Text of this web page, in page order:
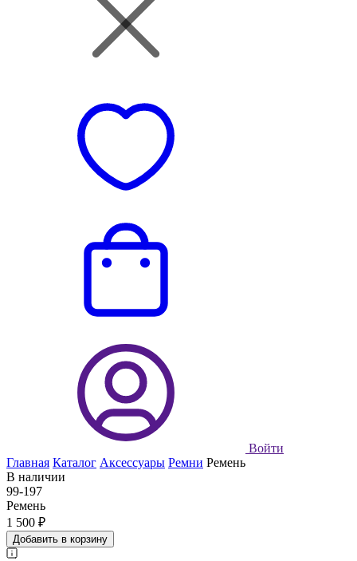
Войти
Главная Каталог Аксессуары Ремни Ремень
В наличии
99-197
Ремень
1 500 ₽
Добавить в корзину